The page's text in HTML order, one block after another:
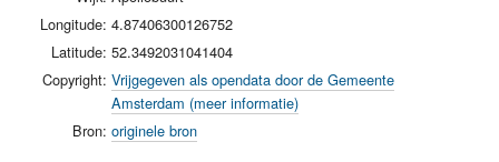
Longitude: 4.87406300126752
Latitude: 52.3492031041404
Copyright: Vrijgegeven als opendata door de Gemeente
Amsterdam (meer informatie)
Bron: originele bron